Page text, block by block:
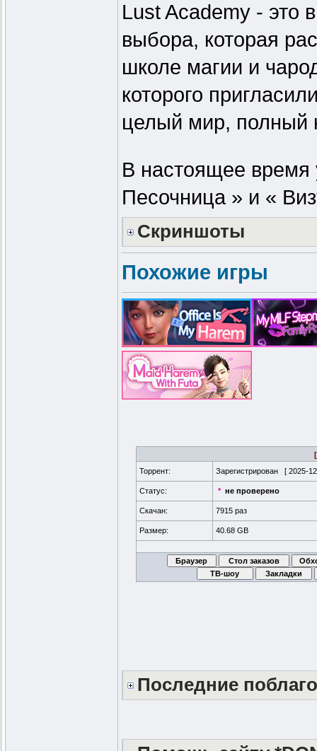
Lust Academy - это
выбора, которая
школе магии и
которого
целый мир, полный
В настоящее время
Песочница » и «
Скриншоты
Похожие игры
Торрент:
Зарегистрирован [ 2025-
Статус: * не проверено
Скачан: 7915 раз
Размер: 40.68 GB
Последние